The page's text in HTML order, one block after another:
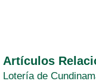
Artículos
Lotería de